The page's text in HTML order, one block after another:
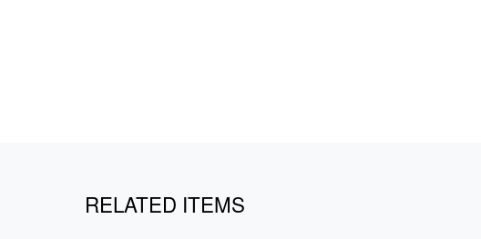
RELATED ITEMS